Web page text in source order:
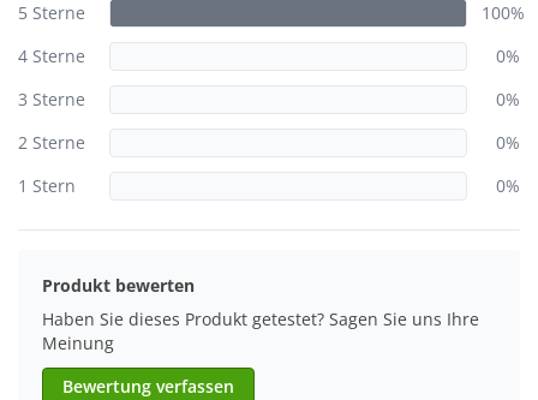
5 Sterne
100%
4 Sterne
0%
3 Sterne
0%
2 Sterne
0%
1 Stern
0%
Produkt bewerten
Haben Sie dieses Produkt getestet? Sagen Sie uns Ihre
Meinung
Bewertung verfassen